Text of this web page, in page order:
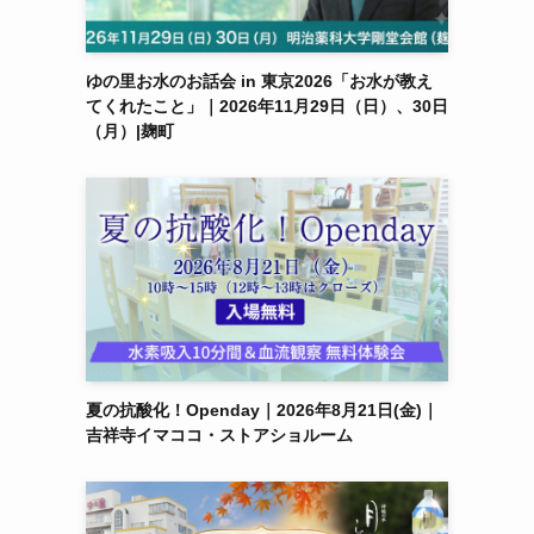
ゆの里お水のお話会 in 東京2026「お水が教え
てくれたこと」｜2026年11月29日（日）、30日
（月）|麹町
夏の抗酸化！Openday｜2026年8月21日(金)｜
吉祥寺イマココ・ストアショルーム